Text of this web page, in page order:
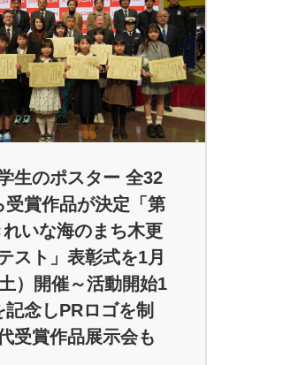
生のポスター 全32
受賞作品が決定「第
いな海のまち木更
スト」表彰式を1月
）開催～活動開始1
記念しPRロゴを制
受賞作品展示会も